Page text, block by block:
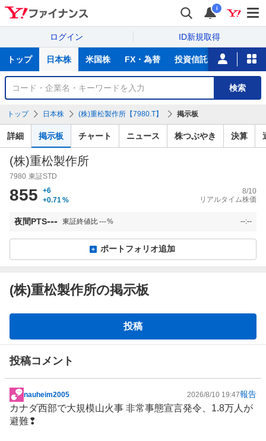
i
ログイン ID新規取得
サ
トップ 日本株 米国株 FX・為替 投資信託 ニュース
銘
検
索
検索
トップ 日本株 (株)重松製作所【7980.T】 掲示板
詳細 掲示板 チャート ニュース 株つぶやき 決算
(株)重松製作所
7980 東証STD
855
+6
+0.71 %
8/10
リアルタイム株価
夜間PTS--- 東証終値比---% --:--
ポートフォリオ追加
(株)重松製作所の掲示板
板
投稿
投稿コメント
掲
示
板
nauheim2005 2026/8/10 19:47報告
カナダ西部で大規模山火事 非常事態宣言発令、1.8万人が
避難❢